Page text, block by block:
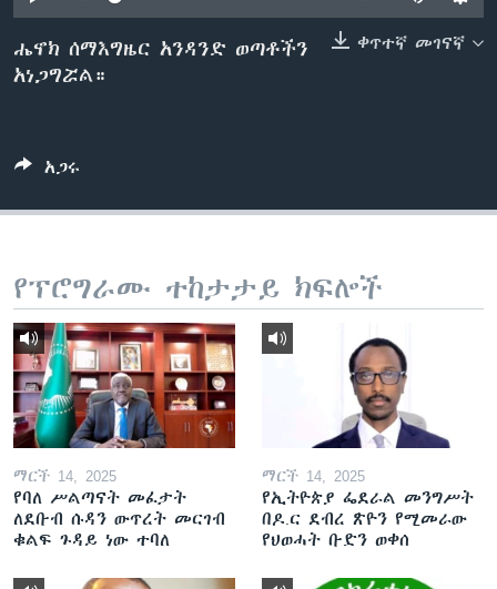
ቋንቋዎች
ቀጥተኛ መገናኛ
ሔኖክ ሰማእግዜር አንዳንድ ወጣቶችን
አነጋግሯል።
አጋሩ
የፕሮግራሙ ተከታታይ ክፍሎች
ማርች 14, 2025
የባለ ሥልጣናት መፈታት
ለደቡብ ሱዳን ውጥረት መርገብ
ቁልፍ ጉዳይ ነው ተባለ
ማርች 14, 2025
የኢትዮጵያ ፌደራል መንግሥት
በዶ.ር ደብረ ጽዮን የሚመራው
የህወሓት ቡድን ወቀሰ